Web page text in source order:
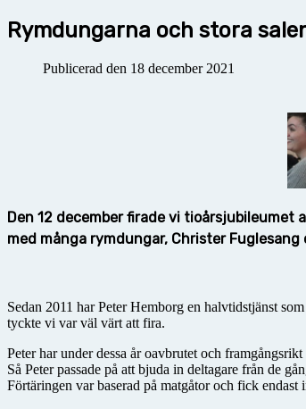
Rymdungarna och stora
Publicerad den 18 december 2021
Den 12 december firade vi
med många rymdungar, Christer
Sedan 2011 har Peter Hemborg en halvtidstjänst
tyckte vi var väl värt att fira.
Peter har under dessa år oavbrutet och
Så Peter passade på att bjuda in deltagare från de
Förtäringen var baserad på matgåtor och fick